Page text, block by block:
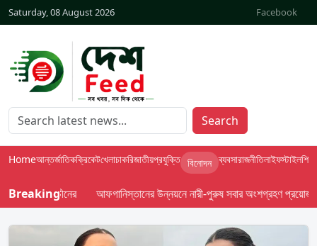
Saturday, 08 August 2026 Facebook
Search
Homeআন্তর্জাতিকক্রিকেটখেলাচাকরিজাতীয়প্রযুক্তি বিনোদন ব্যবসারাজনীতিলাইফস্টাইলশিক্ষা
Breaking
উৎক্ষেপণ চীনের আফগানিস্তানের উন্নয়নে নারী-পুরুষ সবার অংশগ্রহণ প্রয়োজন: